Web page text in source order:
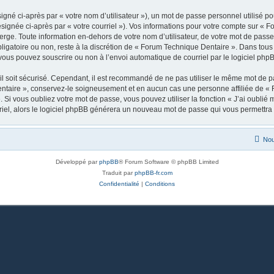
ci-après par « votre nom d’utilisateur »), un mot de passe personnel utilisé
ci-après par « votre courriel »). Vos informations pour votre compte sur «
Toute information en-dehors de votre nom d’utilisateur, de votre mot de
ou non, reste à la discrétion de « Forum Technique Dentaire ». Dans
pouvez souscrire ou non à l’envoi automatique de courriel par le logiciel
soit sécurisé. Cependant, il est recommandé de ne pas utiliser le même mot de
», conservez-le soigneusement et en aucun cas une personne affiliée de
vous oubliez votre mot de passe, vous pouvez utiliser la fonction « J’ai
alors le logiciel phpBB générera un nouveau mot de passe qui vous
Développé parphpBB® Forum Software © phpBB Limited
Traduit parphpBB-fr.com
Confidentialité | Conditions